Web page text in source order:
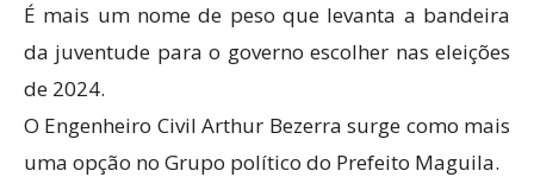
É mais um nome de peso que levanta a bandeira
da juventude para o governo escolher nas eleições
de 2024.
O Engenheiro Civil Arthur Bezerra surge como mais
uma opção no Grupo político do Prefeito Maguila.